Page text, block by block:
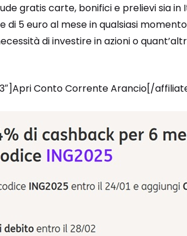
gratis carte, bonifici e prelievi sia in
di 5 euro al mese in qualsiasi
di investire in azioni o
Conto Corrente Arancio[/